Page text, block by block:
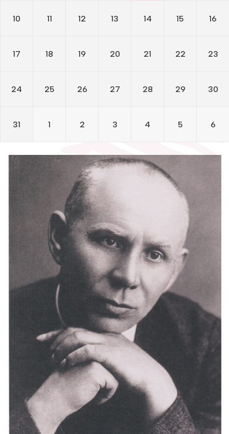
Klubai
Literatų klubas „Polėkis“
Foto galerija
Virtualios galerijos
Bibliotekos 70-metis
Virtuali biblioteka
10 11 12 13 14 15 16
17 18 19 20 21 22 23
24 25 26 27 28 29 30
31 1 2 3 4 5 6